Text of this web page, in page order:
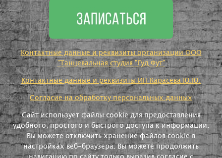
Контактные данные и реквизиты организации ООО
"Танцевальная студия "Гуд Фут"
Контактные данные и реквизиты ИП Карасева Ю.Ю.
Согласие на обработку персональных данных
Сайт использует файлы cookie для предоставления
удобного, простого и быстрого доступа к информации.
Вы можете отключить хранение файлов cookie в
настройках веб-браузера. Вы можете продолжить